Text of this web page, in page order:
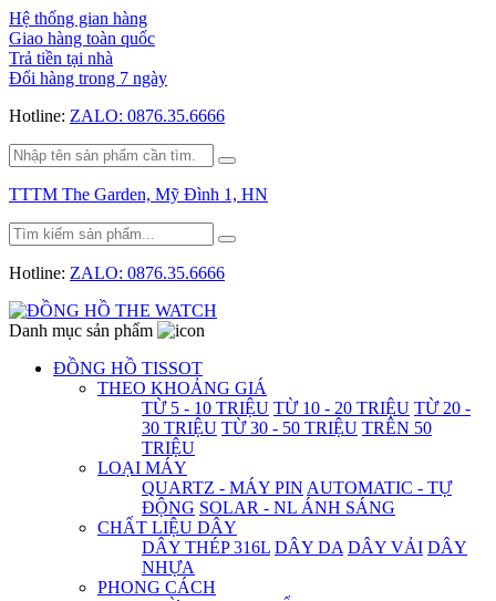
Hệ thống gian hàng
Giao hàng toàn quốc
Trả tiền tại nhà
Đổi hàng trong 7 ngày
Hotline: ZALO: 0876.35.6666
TTTM The Garden, Mỹ Đình 1, HN
Hotline: ZALO: 0876.35.6666
Danh mục sản phẩm
ĐỒNG HỒ TISSOT
THEO KHOẢNG GIÁ
TỪ 5 - 10 TRIỆU TỪ 10 - 20 TRIỆU TỪ 20 -
30 TRIỆU TỪ 30 - 50 TRIỆU TRÊN 50
TRIỆU
LOẠI MÁY
QUARTZ - MÁY PIN AUTOMATIC - TỰ
ĐỘNG SOLAR - NL ÁNH SÁNG
CHẤT LIỆU DÂY
DÂY THÉP 316L DÂY DA DÂY VẢI DÂY
NHỰA
PHONG CÁCH